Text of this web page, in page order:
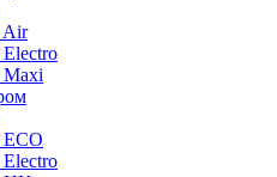
Air
Maxi
ECO